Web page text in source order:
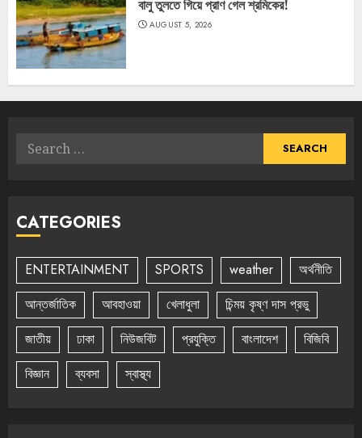
বালু তুলতে গিয়ে প্রাণ গেল শ্রমিকের!
AUGUST 5, 2026
Search
CATEGORIES
ENTERTAINMENT SPORTS weather
অর্থনীতি
আন্তর্জাতিক
আবহাওয়া খেলাধুলা
চিন্ময় কৃষ্ণ দাস প্রভু
জাতীয়
ঢাকা নিউজবিট প্রযুক্তি বাংলাদেশ
বিজিবি
বিজ্ঞান
ব্যবসা স্বাস্থ্য